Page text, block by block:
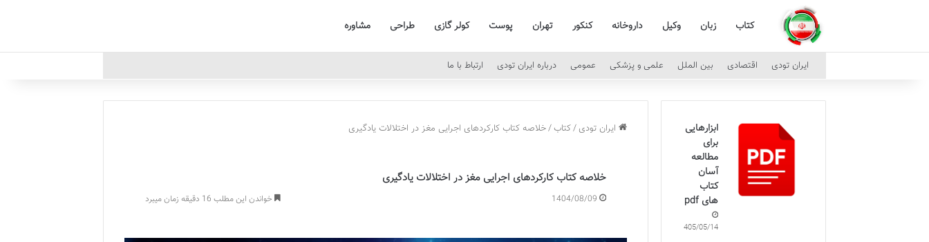
کتاب زبان وکیل داروخانه کنکور تهران پوست کولر گازی طراحی مشاوره
ایران تودی اقتصادی بین الملل علمی و پزشکی عمومی درباره ایران تودی ارتباط با ما
ایران تودی /کتاب /خلاصه کتاب کارکردهای اجرایی مغز در اختلالات یادگیری
خلاصه کتاب کارکردهای اجرایی مغز در اختلالات یادگیری
1404/08/09 خواندن این مطلب 16 دقیقه زمان میبرد
ابزارهایی
برای
مطالعه
آسان
کتاب
های pdf
1405/05/14